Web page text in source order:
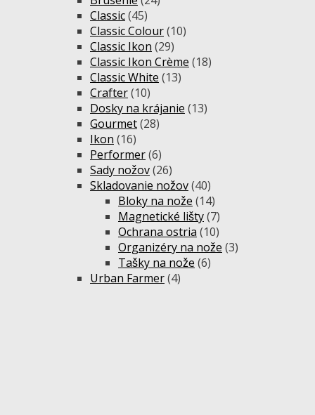
Classic(45)
Classic Colour(10)
Classic Ikon (29)
Classic Ikon Crème (18)
Classic White (13)
Crafter(10)
Dosky na krájanie (13)
Gourmet(28)
Ikon (16)
Performer(6)
Sady nožov(26)
Skladovanie nožov(40)
Bloky na nože (14)
Magnetické lišty(7)
Ochrana ostria (10)
Organizéry na nože (3)
Tašky na nože (6)
Urban Farmer(4)